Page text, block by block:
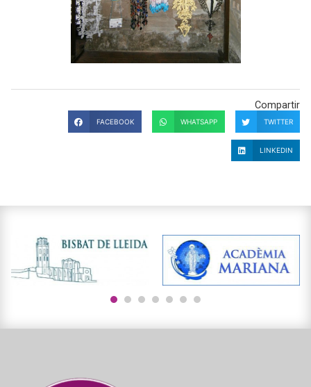
Compartir
FACEBOOK WHATSAPP TWITTER
LINKEDIN